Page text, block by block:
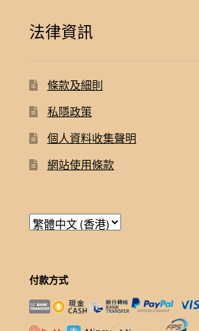
法律資訊
條款及細則
私隱政策
個人資料收集聲明
網站使用條款
付款方式